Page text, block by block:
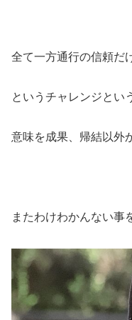
全て一方通行の信頼だ
というチャレンジとい
意味を成果、帰結以外
またわけわかんない事